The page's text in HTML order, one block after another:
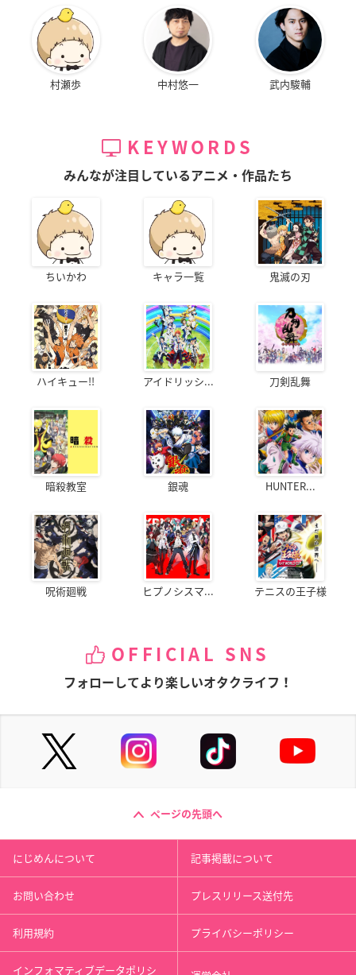
村瀬歩 中村悠一 武内駿輔
KEYWORDS
みんなが注目しているアニメ・作品たち
ちいかわ キャラ一覧 鬼滅の刃
ハイキュー!! アイドリッシ... 刀剣乱舞
暗殺教室 銀魂 HUNTER...
呪術廻戦 ヒプノシスマ... テニスの王子様
OFFICIAL SNS
フォローしてより楽しいオタクライフ！
ページの先頭へ
にじめんについて 記事掲載について
お問い合わせ プレスリリース送付先
利用規約 プライバシーポリシー
インフォマティブデータポリシ